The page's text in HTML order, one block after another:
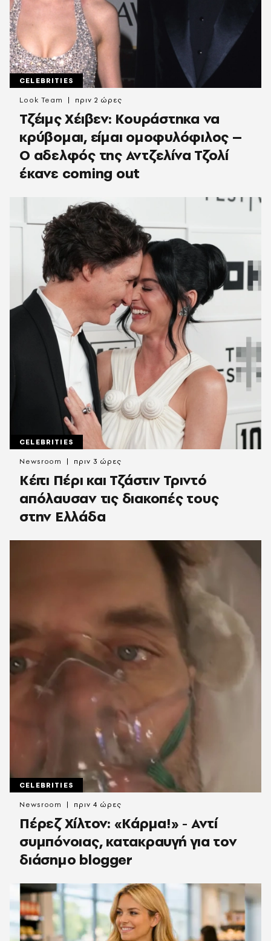
CELEBRITIES
Τζέιμς Χέιβεν: Κουράστηκα να
κρύβομαι, είμαι ομοφυλόφιλος –
Ο αδελφός της Αντζελίνα Τζολί
έκανε coming out
Look Team πριν 2 ώρες
CELEBRITIES
Κέιτι Πέρι και Τζάστιν Τριντό
απόλαυσαν τις διακοπές τους
στην Ελλάδα
Newsroom πριν 3 ώρες
CELEBRITIES
Πέρεζ Χίλτον: «Κάρμα!» - Αντί
συμπόνοιας, κατακραυγή για τον
διάσημο blogger
Newsroom πριν 4 ώρες